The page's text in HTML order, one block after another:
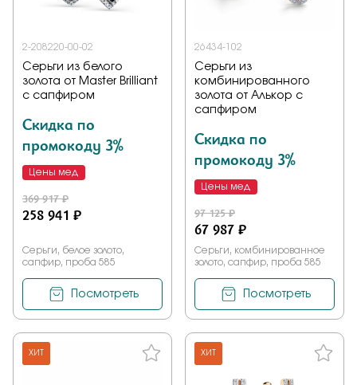
2-208220-00-02
Серьги из белого
золота от Master Brilliant
с сапфиром
Скидка по
промокоду 3%
Цены мед
369 917 ₽
258 941 ₽
Серьги, белое золото,
сапфир, проба 585
Посмотреть
26434-102
Серьги из
комбинированного
золота от Алькор с
сапфиром
Скидка по
промокоду 3%
Цены мед
97 125 ₽
67 987 ₽
Серьги, комбинированное
золото, сапфир, проба 585
Посмотреть
ХИТ ХИТ